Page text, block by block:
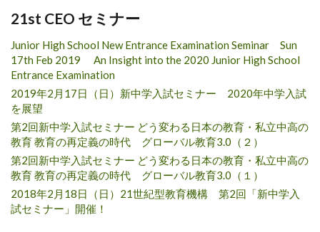
21st CEO セミナー
Junior High School New Entrance Examination Seminar Sun
17th Feb 2019 An Insight into the 2020 Junior High School
Entrance Examination
2019年2月17日（日）新中学入試セミナー 2020年中学入試
を展望
第2回新中学入試セミナー どう変わる日本の教育・私立中高の
教育 教育の再定義の時代 グローバル教育3.0（２）
第2回新中学入試セミナー どう変わる日本の教育・私立中高の
教育 教育の再定義の時代 グローバル教育3.0（１）
2018年2月18日（日）21世紀型教育機構 第2回「新中学入
試セミナー」開催！